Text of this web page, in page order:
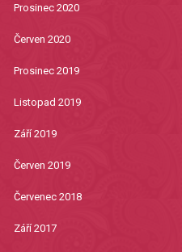
Prosinec 2020
Červen 2020
Prosinec 2019
Listopad 2019
Září 2019
Červen 2019
Červenec 2018
Září 2017